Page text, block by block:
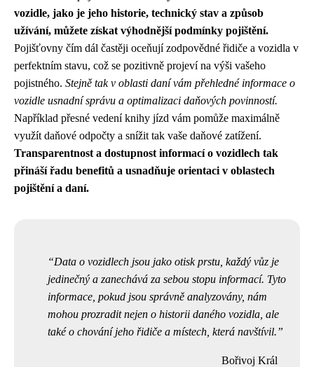
vozidle, jako je jeho historie, technický stav a způsob
užívání, můžete získat výhodnější podmínky pojištění.
Pojišťovny čím dál častěji oceňují zodpovědné řidiče a vozidla v
perfektním stavu, což se pozitivně projeví na výši vašeho
pojistného. Stejně tak v oblasti daní vám přehledné informace o
vozidle usnadní správu a optimalizaci daňových povinností.
Například přesné vedení knihy jízd vám pomůže maximálně
využít daňové odpočty a snížit tak vaše daňové zatížení.
Transparentnost a dostupnost informací o vozidlech tak
přináší řadu benefitů a usnadňuje orientaci v oblastech
pojištění a daní.
Data o vozidlech jsou jako otisk prstu, každý vůz je
jedinečný a zanechává za sebou stopu informací. Tyto
informace, pokud jsou správně analyzovány, nám
mohou prozradit nejen o historii daného vozidla, ale
také o chování jeho řidiče a místech, která navštívil.
Bořivoj Král